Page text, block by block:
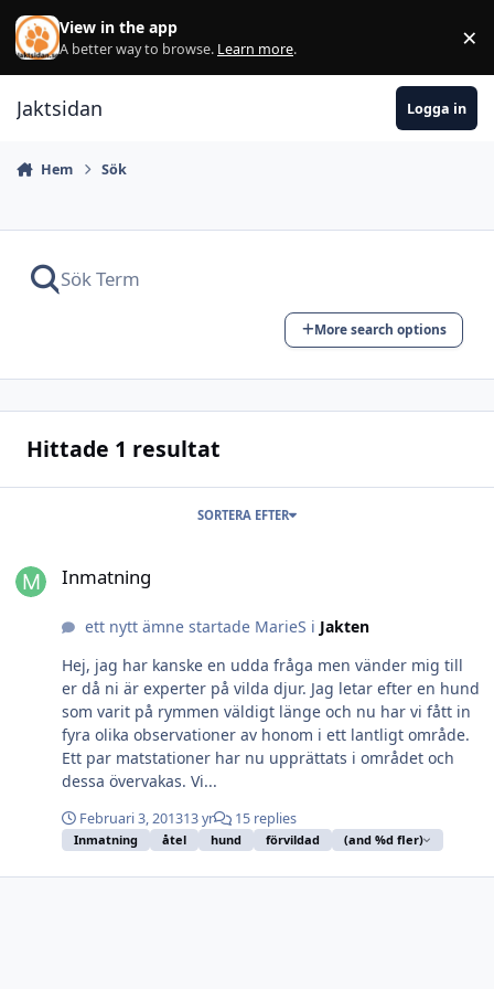
Hoppa till innehåll
View in the app
A better way to browse. Learn more. ×
Jaktsidan Logga in
Hem Sök
More search options
Hittade 1 resultat
SORTERA EFTER
Inmatning
ett nytt ämne startade MarieS i Jakten
Hej, jag har kanske en udda fråga men vänder mig till
er då ni är experter på vilda djur. Jag letar efter en hund
som varit på rymmen väldigt länge och nu har vi fått in
fyra olika observationer av honom i ett lantligt område.
Ett par matstationer har nu upprättats i området och
dessa övervakas. Vi...
Februari 3, 201313 yr 15 replies
Inmatning åtel hund förvildad (and %d fler)